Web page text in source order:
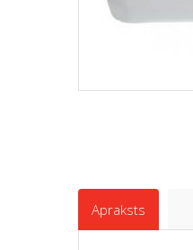
Apraksts